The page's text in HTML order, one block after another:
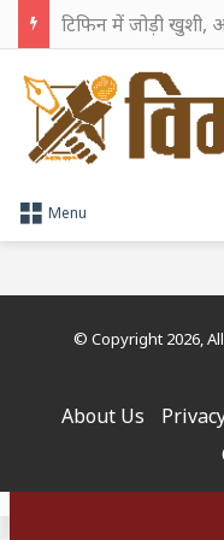
Menu
© Copyright 2026,
About Us